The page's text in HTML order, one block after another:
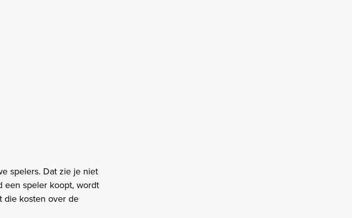
spelers. Dat zie je niet
een speler koopt, wordt
die kosten over de